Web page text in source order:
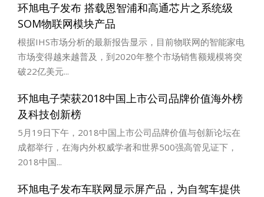
环旭电子发布 搭载恩智浦和高通芯片之系统级
SOM物联网模块产品
根据IHS市场分析的最新报告显示，目前物联网的智能家电
市场变得越来越普及，到2020年整个市场销售额规模将突
破22亿美元...
环旭电子荣获2018中国上市公司品牌价值海外榜
及科技创新榜
5月19日下午，2018中国上市公司品牌价值与创新论坛在
成都举行，在海内外权威学者和世界500强高管见证下，
2018中国...
环旭电子发布车联网显示屏产品，为自驾车提供